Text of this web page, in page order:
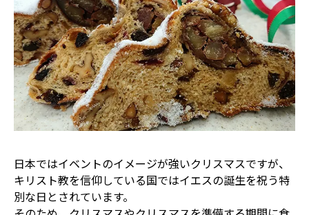
日本ではイベントのイメージが強いクリスマスですが、
キリスト教を信仰している国ではイエスの誕生を祝う特
別な日とされています。